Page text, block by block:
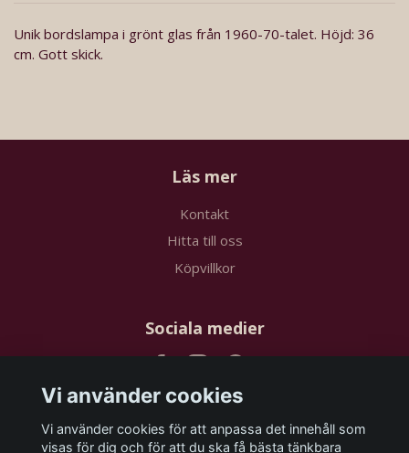
Unik bordslampa i grönt glas från 1960-70-talet. Höjd: 36
cm. Gott skick.
Läs mer
Kontakt
Hitta till oss
Köpvillkor
Sociala medier
Prenumerera på vårt nyhetsbrev
Vi använder cookies
Vi använder cookies för att anpassa det innehåll som
visas för dig och för att du ska få bästa tänkbara